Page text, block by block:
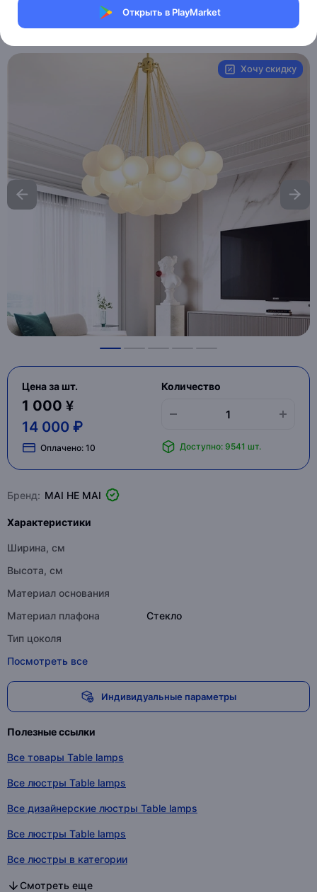
Открыть в PlayMarket
Магазин Table lamps
Артикул:MXM0200543978
Хочу скидку
Цена за шт.
1 000 ¥
14 000 ₽
Оплачено: 10
Количество
Доступно: 9541 шт.
Бренд: MAI HE MAI
Характеристики
Ширина, см
Высота, см
Материал основания
Материал плафона
Стекло
Тип цоколя
Посмотреть все
Индивидуальные параметры
Полезные ссылки
Все товары Table lamps
Все люстры Table lamps
Все дизайнерские люстры Table lamps
Все люстры Table lamps
Все люстры в категории
Все дизайнерские люстры в категории
Все люстры в категории
Смотреть еще